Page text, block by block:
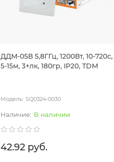
ДДМ-05В 5,8ГГц, 1200Вт, 10-720с,
5-15м, 3+лк, 180гр, IP20, TDM
SQ0324-0030
В наличии
42.92 руб.